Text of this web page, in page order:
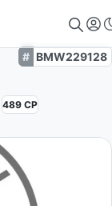
BMW229128
489 CP